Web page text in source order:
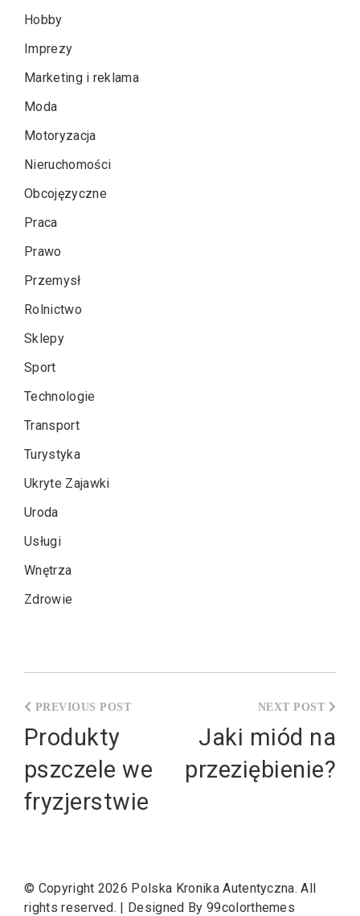
Hobby
Imprezy
Marketing i reklama
Moda
Motoryzacja
Nieruchomości
Obcojęzyczne
Praca
Prawo
Przemysł
Rolnictwo
Sklepy
Sport
Technologie
Transport
Turystyka
Ukryte Zajawki
Uroda
Usługi
Wnętrza
Zdrowie
wpisu
Produkty
pszczele we
fryzjerstwie
Jaki miód na
przeziębienie?
© Copyright 2026 Polska Kronika Autentyczna. All
rights reserved. | Designed By 99colorthemes